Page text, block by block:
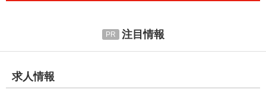
注目情報
求人情報